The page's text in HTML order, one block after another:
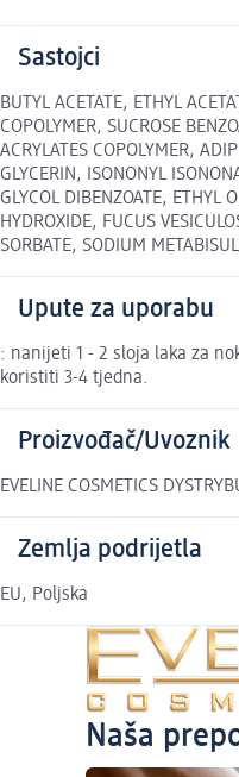
Sastojci
BUTYL ACETATE, ETHYL
COPOLYMER, SUCROSE
ACRYLATES COPOLYMER,
GLYCERIN, ISONONYL
GLYCOL DIBENZOATE, ETHYL
HYDROXIDE, FUCUS
SORBATE, SODIUM
Upute za uporabu
: nanijeti 1 - 2 sloja laka za
koristiti 3-4 tjedna.
Proizvođač/Uvoznik
EVELINE COSMETICS
Zemlja podrijetla
EU, Poljska
Naša